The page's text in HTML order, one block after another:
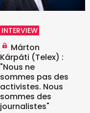
INTERVIEW
Márton
Kárpáti (Telex) :
"Nous ne
sommes pas des
activistes. Nous
sommes des
journalistes"